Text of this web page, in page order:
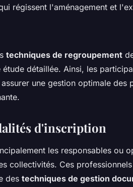
régissent l'aménagement et
techniques de regroupement
détaillée. Ainsi, les
une gestion optimale des
d'inscription
les responsables ou
collectivités. Ces
des techniques de gestion